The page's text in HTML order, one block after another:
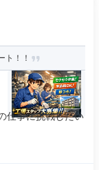
ト！！
仕事に挑戦したい